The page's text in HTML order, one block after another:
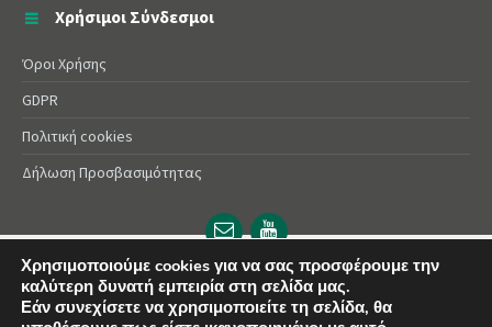
Χρήσιμοι Σύνδεσμοι
Όροι Χρήσης
GDPR
Πολιτική cookies
Δήλωση Προσβασιμότητας
Email
url
YouTube
url
© 2025 Δήμος Αλεξάνδρειας | Powered byApogee
Χρησιμοποιούμε cookies για να σας προσφέρουμε την
καλύτερη δυνατή εμπειρία στη σελίδα μας.
Εάν συνεχίσετε να χρησιμοποιείτε τη σελίδα, θα